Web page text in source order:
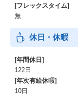
[フレックスタイム]
無
休日・休暇
[年間休日]
122日
[年次有給休暇]
10日